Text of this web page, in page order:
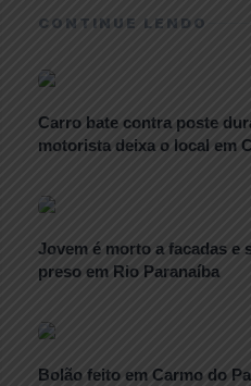
CONTINUE LENDO
Carro bate contra poste
motorista deixa o local em
Jovem é morto a facadas e
preso em Rio Paranaíba
Bolão feito em Carmo do